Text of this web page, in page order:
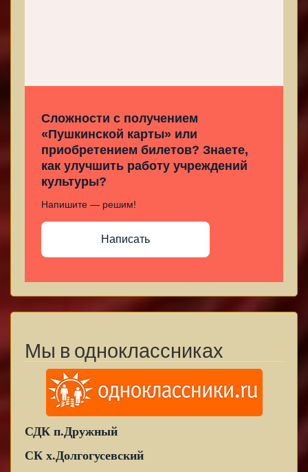
Сложности с получением
«Пушкинской карты» или
приобретением билетов? Знаете,
как улучшить работу учреждений
культуры?
Напишите — решим!
Написать
Мы в одноклассниках
СДК п.Дружный
СК х.Долгогусевский